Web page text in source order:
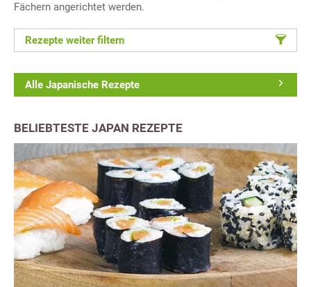
Fächern angerichtet werden.
Rezepte weiter filtern
Alle Japanische Rezepte
BELIEBTESTE JAPAN REZEPTE